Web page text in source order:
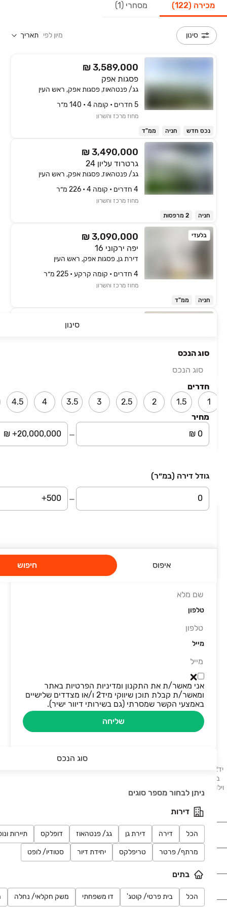
מכירה (122) מסחרי (1)
סינון
סינון
סוג הנכס
סוג הנכס
סוג הנכס
ניתן לבחור מספר סוגים
דירות
הכל דירה דירת גן גג/ פנטהאוז דופלקס תיירות
מרתף/ פרטר טריפלקס יחידת דיור סטודיו/ לופט
בתים
הכל בית פרטי/ קוטג' דו משפחתי משק חקלאי/ נחלה
חדרים
1
1.5
2
2.5
3
3.5
4
4.5
מחיר
גודל דירה (במ״ר)
איפוס חיפוש
מיון לפי תאריך
₪ 3,589,000
פסגות אפק
גג/ פנטהאוז, פסגות אפק, ראש העין
5 חדרים • קומה ‎4‏ • 140 מ״ר
מחוז מרכז והשרון
נכס חדש חניה ממ"ד
₪ 3,490,000
גרטרוד עליון 24
גג/ פנטהאוז, פסגות אפק, ראש העין
4 חדרים • קומה ‎4‏ • 226 מ״ר
מחוז מרכז והשרון
חניה 2 מרפסות
בלעדי ₪ 3,090,000
יפה ירקוני 16
דירת גן, פסגות אפק, ראש העין
4 חדרים • קומה ‎קרקע‏ • 225 מ״ר
מחוז מרכז והשרון
חניה ממ"ד
₪ 1,590,000
נווה אפק
עמוד 1 מתוך 25
טלפון
מייל
אני מאשר/ת את התקנון ומדיניות הפרטיות באתר
ומאשר/ת קבלת תוכן שיווקי מיד2 ו/או מצדדים שלישיים
באמצעי הקשר שמסרתי (גם בשירותי דיוור ישיר).
שליחה
ברחבי הארץ. בלוח תמצאו דירות, דירות גן, דירות יוקרה ונכסים נוספים: בתים,
וילות, פנטהאוזים, קוטג׳ים, ועוד. דירות למכירה בתל אביב, דירות למכירה בחיפה,
דירות למכירה בבאר שבע, דירות למכירה בראשון לציון.
מוצרים